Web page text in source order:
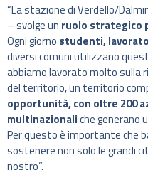
“La stazione di Verdello/
– svolge un ruolo
Ogni giorno studenti,
diversi comuni utilizzano
abbiamo lavorato molto sulla
del territorio, un territorio
opportunità, con oltre 200
multinazionaliche generano
Per questo è importante che
sostenere non solo le grandi
nostro”.